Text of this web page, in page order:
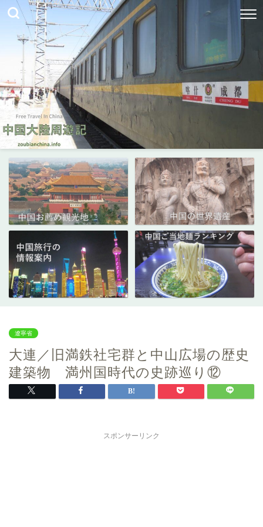
遼寧省
大連／旧満鉄社宅群と中山広場の歴史
建築物 満州国時代の史跡巡り⑫
スポンサーリンク